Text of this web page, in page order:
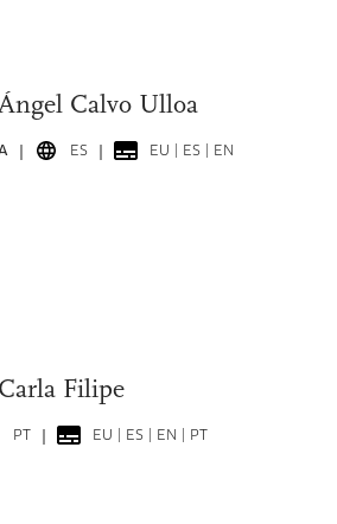
Calvo Ulloa
ES EU | ES | EN
Filipe
PT EU | ES | EN | PT